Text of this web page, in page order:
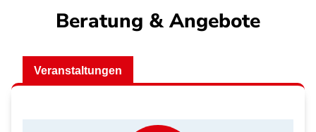
Beratung & Angebote
Veranstaltungen